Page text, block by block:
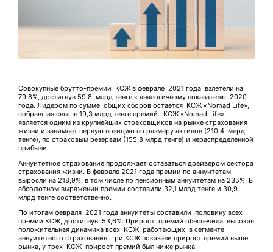
Совокупные брутто-премии КСЖ в феврале 2021 года взлетели на
79,8%, достигнув 59,8 млрд тенге к аналогичному показателю 2020
года. Лидером по сумме общих сборов остается КСЖ «Nomad Life»,
собравшая свыше 19,3 млрд тенге премий. КСЖ «Nomad Life»
является одним из крупнейших страховщиков на рынке страхования
жизни и занимает первую позицию по размеру активов (210,4 млрд
тенге), по страховым резервам (155,8 млрд тенге) и нераспределенной
прибыли.
Аннуитетное страхование продолжает оставаться драйвером сектора
страхования жизни. В феврале 2021 года премии по аннуитетам
выросли на 218,9%, в том числе по пенсионным аннуитетам на 235%. В
абсолютном выражении премии составили 32,1 млрд тенге и 30,9
млрд тенге соответственно.
По итогам февраля 2021 года аннуитеты составили половину всех
премий КСЖ, достигнув 53,6%. Прирост премий обеспечила высокая
положительная динамика всех КСЖ, работающих в сегменте
аннуитетного страхования. Три КСЖ показали прирост премий выше
рынка, у трех КСЖ прирост премий был ниже рынка.